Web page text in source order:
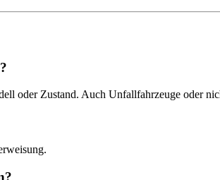
oder Zustand. Auch Unfallfahrzeuge oder